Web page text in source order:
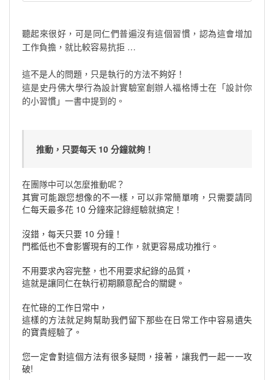
聽起來很好，可是同仁們普遍沒有這個習慣，認為這會增加
工作負擔，就比較容易抗拒 …
這不是人的問題，只是執行的方法不夠好！
這是史丹佛大學行為設計實驗室創辦人福格博士在「設計你
的小習慣」一書中提到的。
推動，只要每天 10 分鐘就夠！
在團隊中可以怎麼推動呢？
其實可能跟您想像的不一樣，可以非常簡單唷，只需要請同
仁每天最多花 10 分鐘來記錄經驗就搞定！
沒錯，每天只要 10 分鐘！
門檻低也不會影響現有的工作，就更容易成功推行。
不用要求內容完整，也不用要求紀錄的品質，
這就是讓同仁在執行初期願意配合的關鍵。
在忙碌的工作日常中，
這樣的方法就足夠幫助我們留下那些在日常工作中容易遺失
的寶貴經驗了。
您一定會對這個方法有很多疑問，接著，讓我們一起一一攻
破!